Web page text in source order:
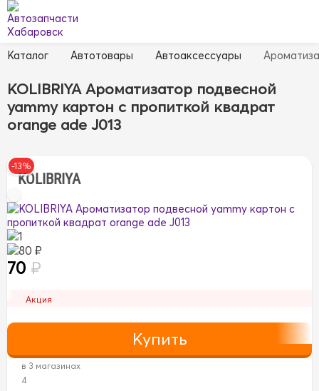
Каталог Автотовары Автоаксессуары
KOLIBRIYA Ароматизатор подвесной
yammy картон с пропиткой квадрат
orange ade J013
KOLIBRIYA
-13%
1
80 ₽
70 ₽
Акция
в 3 магазинах
4